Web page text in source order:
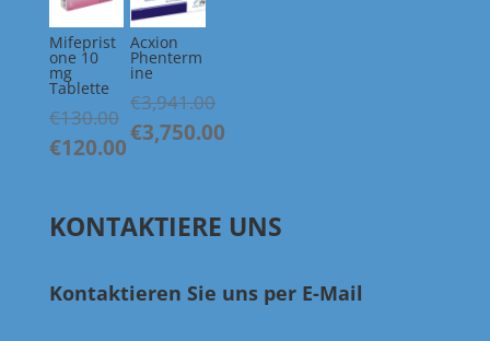
Mifeprist
one 10
mg
Tablette
€130.00Original
price
€120.00
is:
Acxion
Phenterm
ine
€3,941.00
Original
€3,941.00.
€3,750.00
is:
KONTAKTIERE UNS
Kontaktieren Sie uns per E-Mail